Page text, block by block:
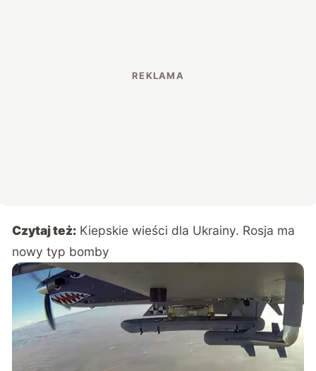
Czytaj też: Kiepskie wieści dla Ukrainy. Rosja ma
nowy typ bomby